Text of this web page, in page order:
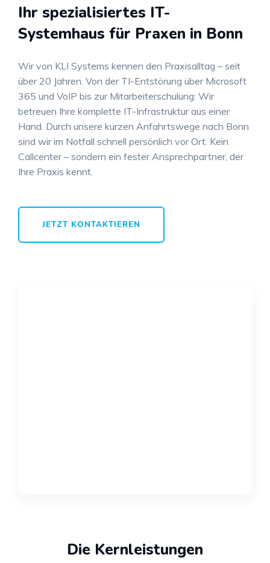
Ihr spezialisiertes IT-
Systemhaus für Praxen in Bonn
Wir von KLI Systems kennen den Praxisalltag – seit
über 20 Jahren. Von der TI-Entstörung über Microsoft
365 und VoIP bis zur Mitarbeiterschulung: Wir
betreuen Ihre komplette IT-Infrastruktur aus einer
Hand. Durch unsere kurzen Anfahrtswege nach Bonn
sind wir im Notfall schnell persönlich vor Ort. Kein
Callcenter – sondern ein fester Ansprechpartner, der
Ihre Praxis kennt.
JETZT KONTAKTIEREN
Die Kernleistungen